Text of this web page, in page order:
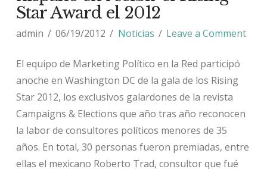
Star Award el 2012
admin 06/19/2012 Noticias Leave a Comment
El equipo de Marketing Político en la Red participó
anoche en Washington DC de la gala de los Rising
Star 2012, los exclusivos galardones de la revista
Campaigns & Elections que año tras año reconocen
la labor de consultores políticos menores de 35
años. En total, 30 personas fueron premiadas, entre
ellas el mexicano Roberto Trad, consultor que fué